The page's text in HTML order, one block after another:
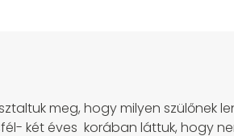
meg, hogy milyen szülőnek
két éves korában láttuk, hogy